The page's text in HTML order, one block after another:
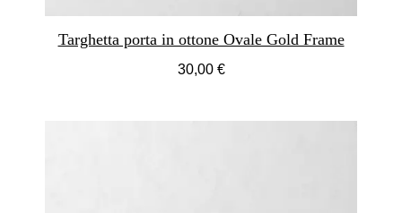
Targhetta porta in ottone Ovale Gold Frame
30,00 €